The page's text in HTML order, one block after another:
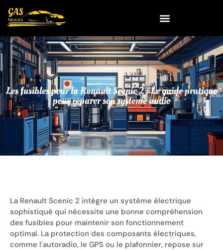
Les fusibles pour la Renault Scenic 2 : Le guide pratique
pour reparer son systeme audio
La Renault Scenic 2 intègre un système électrique
sophistiqué qui nécessite une bonne compréhension
des fusibles pour maintenir son fonctionnement
optimal. La protection des composants électriques,
comme l'autoradio, le GPS ou le plafonnier, repose sur